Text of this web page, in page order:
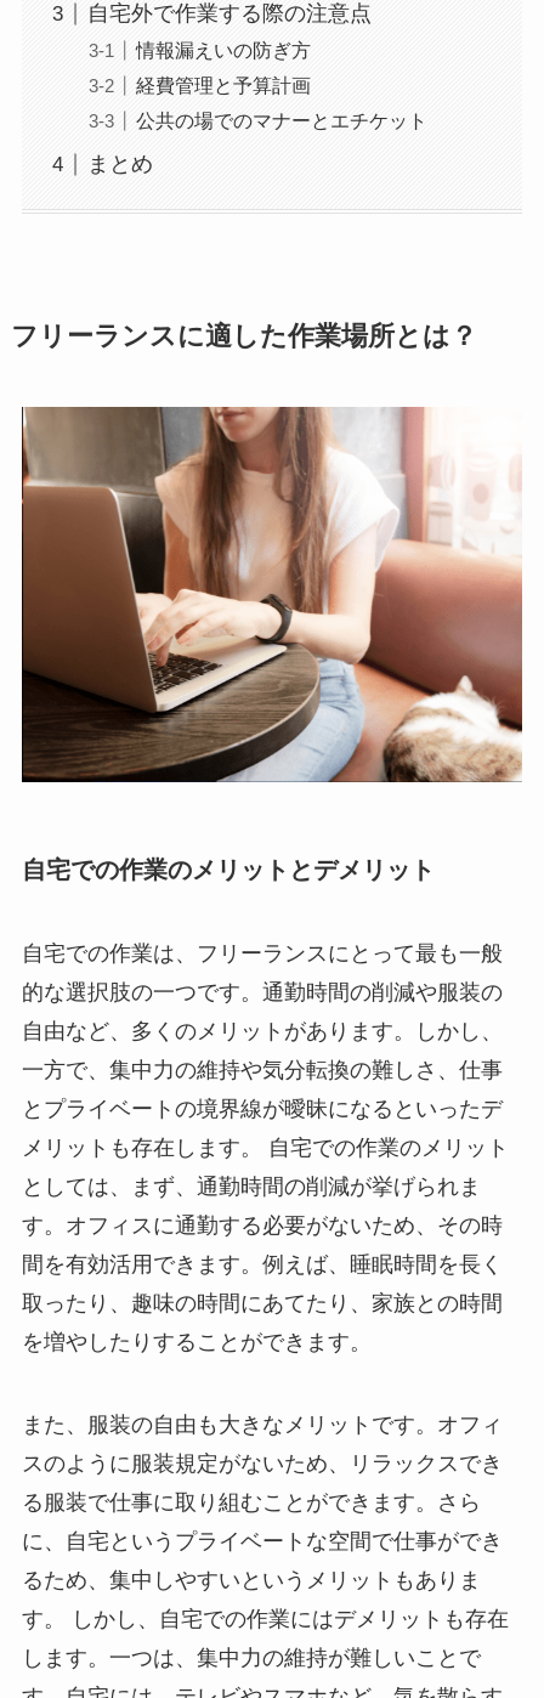
自宅外で作業する際の注意点
情報漏えいの防ぎ方
経費管理と予算計画
公共の場でのマナーとエチケット
まとめ
フリーランスに適した作業場所とは？
自宅での作業のメリットとデメリット
自宅での作業は、フリーランスにとって最も一般
的な選択肢の一つです。通勤時間の削減や服装の
自由など、多くのメリットがあります。しかし、
一方で、集中力の維持や気分転換の難しさ、仕事
とプライベートの境界線が曖昧になるといったデ
メリットも存在します。 自宅での作業のメリット
としては、まず、通勤時間の削減が挙げられま
す。オフィスに通勤する必要がないため、その時
間を有効活用できます。例えば、睡眠時間を長く
取ったり、趣味の時間にあてたり、家族との時間
を増やしたりすることができます。
また、服装の自由も大きなメリットです。オフィ
スのように服装規定がないため、リラックスでき
る服装で仕事に取り組むことができます。さら
に、自宅というプライベートな空間で仕事ができ
るため、集中しやすいというメリットもありま
す。 しかし、自宅での作業にはデメリットも存在
します。一つは、集中力の維持が難しいことで